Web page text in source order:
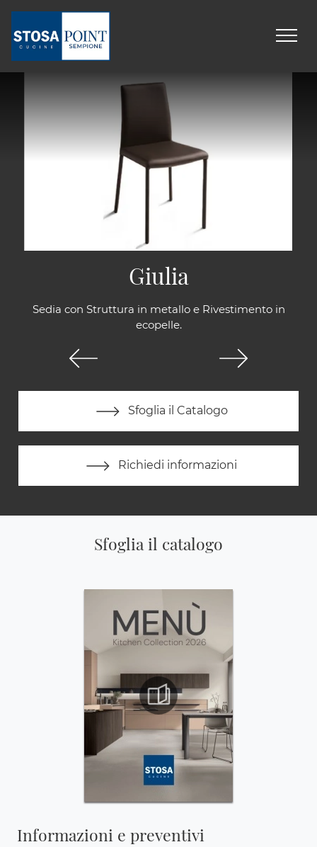
Sedia con Struttura in metallo e Rivestimento in
ecopelle.
Sfoglia il Catalogo
Richiedi informazioni
Giulia
Sfoglia il catalogo
Informazioni e preventivi